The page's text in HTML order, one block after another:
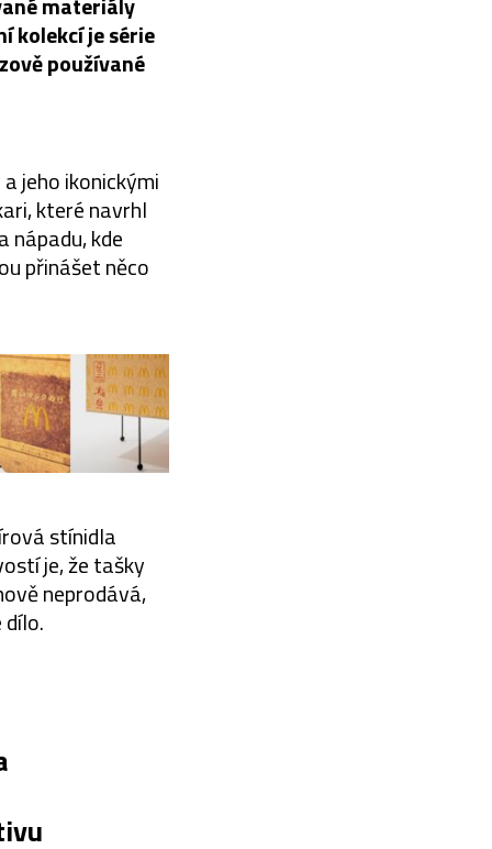
kolekcí je série
používané
jeho ikonickými
které navrhl
nápadu, kde
přinášet něco
stínidla
je, že tašky
neprodává,